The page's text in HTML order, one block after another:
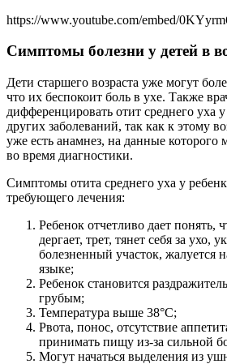
https://www.youtube.com/embed/
Симптомы болезни у детей в
Дети старшего возраста уже могут
что их беспокоит боль в ухе. Также
дифференцировать отит среднего уха
других заболеваний, так как к этому
уже есть анамнез, на данные которого
во время диагностики.
Симптомы отита среднего уха у
требующего лечения:
Ребенок отчетливо дает понять,
дергает, трет, тянет себя за ухо,
болезненный участок, жалуется
языке;
Ребенок становится
грубым;
Температура выше 38°С;
Рвота, понос, отсутствие
принимать пищу из-за сильной
Могут начаться выделения из